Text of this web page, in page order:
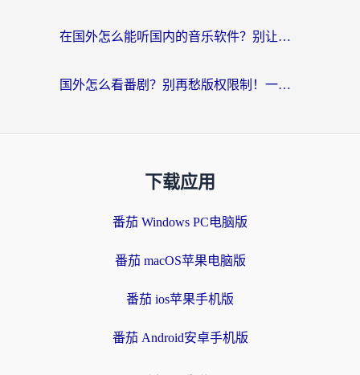
在国外怎么能听国内的音乐软件？别让版权限制断了你的“中文歌单”
国外怎么看番剧？别再愁版权限制！一个工具解决所有回国追剧难题
下载应用
番茄 Windows PC电脑版
番茄 macOS苹果电脑版
番茄 ios苹果手机版
番茄 Android安卓手机版